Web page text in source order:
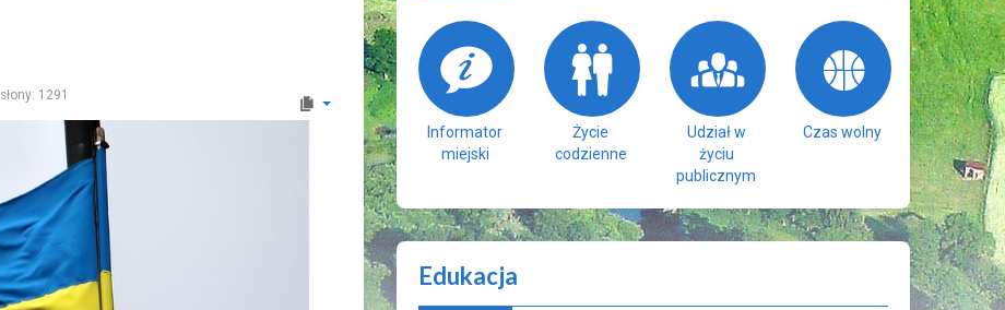
1291
Informator
miejski
Życie
codzienne
Udział w
życiu
publicznym
Czas wolny
Edukacja